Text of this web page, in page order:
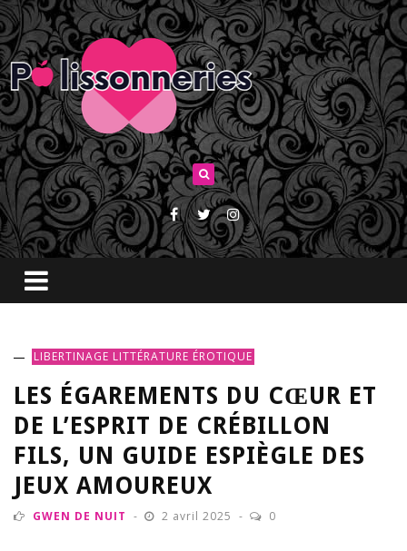
LIBERTINAGE LITTÉRATURE ÉROTIQUE
LES ÉGAREMENTS DU CŒUR ET
DE L’ESPRIT DE CRÉBILLON
FILS, UN GUIDE ESPIÈGLE DES
JEUX AMOUREUX
GWEN DE NUIT 2 avril 2025 0